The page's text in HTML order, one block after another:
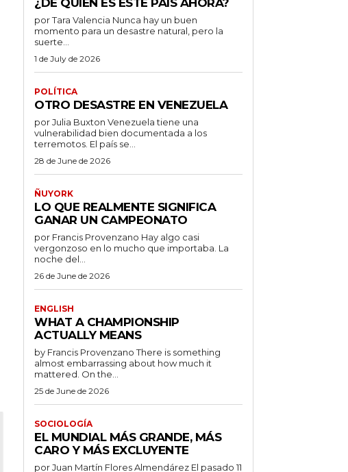
por Tara Valencia Nunca hay un buen
momento para un desastre natural, pero la
suerte...
1 de July de 2026
POLÍTICA
OTRO DESASTRE EN VENEZUELA
por Julia Buxton Venezuela tiene una
vulnerabilidad bien documentada a los
terremotos. El país se...
28 de June de 2026
ÑUYORK
LO QUE REALMENTE SIGNIFICA
GANAR UN CAMPEONATO
por Francis Provenzano Hay algo casi
vergonzoso en lo mucho que importaba. La
noche del...
26 de June de 2026
ENGLISH
WHAT A CHAMPIONSHIP
ACTUALLY MEANS
by Francis Provenzano There is something
almost embarrassing about how much it
mattered. On the...
25 de June de 2026
SOCIOLOGÍA
EL MUNDIAL MÁS GRANDE, MÁS
CARO Y MÁS EXCLUYENTE
por Juan Martín Flores Almendárez El pasado 11